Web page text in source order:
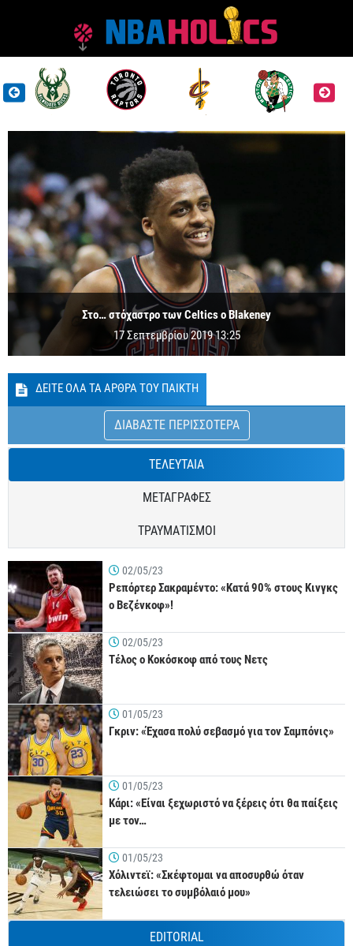
Στο… στόχαστρο των Celtics ο Blakeney
17 Σεπτεμβρίου 2019 13:25
ΔΕΙΤΕ ΟΛΑ ΤΑ ΑΡΘΡΑ ΤΟΥ ΠΑΙΚΤΗ
ΔΙΑΒΑΣΤΕ ΠΕΡΙΣΣΟΤΕΡΑ
ΤΕΛΕΥΤΑΙΑ
ΜΕΤΑΓΡΑΦΕΣ
ΤΡΑΥΜΑΤΙΣΜΟΙ
02/05/23
Ρεπόρτερ Σακραμέντο: «Κατά 90% στους Κινγκς
ο Βεζένκοφ»!
02/05/23
Τέλος ο Κοκόσκοφ από τους Νετς
01/05/23
Γκριν: «Έχασα πολύ σεβασμό για τον Σαμπόνις»
01/05/23
Κάρι: «Είναι ξεχωριστό να ξέρεις ότι θα παίξεις
με τον…
01/05/23
Χόλιντεϊ: «Σκέφτομαι να αποσυρθώ όταν
τελειώσει το συμβόλαιό μου»
EDITORIAL